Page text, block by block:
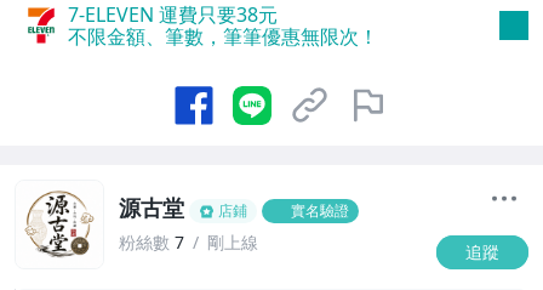
7-ELEVEN 運費只要38元
不限金額、筆數，筆筆優惠無限次！
源古堂 店鋪 實名驗證
粉絲數 7 剛上線 追蹤